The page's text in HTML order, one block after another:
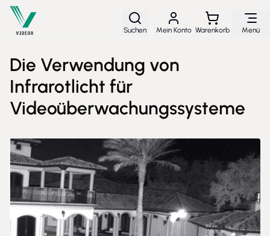
Direkt zum Inhalt
Suchen Mein Konto Warenkorb Menü
Die Verwendung von
Infrarotlicht für
Videoüberwachungssysteme